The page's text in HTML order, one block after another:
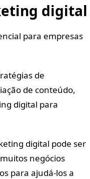
digital
para empresas
de
de conteúdo,
digital para
digital pode ser
negócios
para ajudá-los a